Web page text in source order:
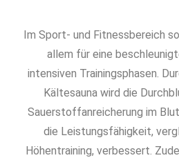
Im Sport- und Fitnessbereich
allem für eine
intensiven Trainingsphasen.
Kältesauna wird die
Sauerstoffanreicherung im
die Leistungsfähigkeit,
Höhentraining, verbessert.